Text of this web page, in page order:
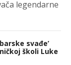
legendarne
svađe’
školi Luke